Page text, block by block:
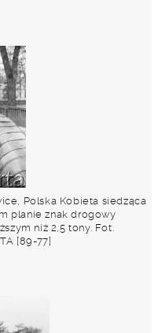
Polska Kobieta siedząca
planie znak drogowy
niż 2,5 tony. Fot.
[89-77]